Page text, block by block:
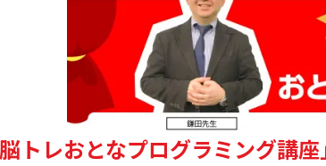
脳トレおとなプログラミング講座